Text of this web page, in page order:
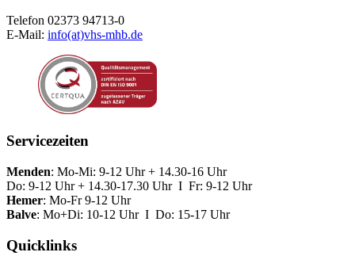
Telefon 02373 94713-0
E-Mail: info(at)vhs-mhb.de
Servicezeiten
Menden: Mo-Mi: 9-12 Uhr + 14.30-16 Uhr
Do: 9-12 Uhr + 14.30-17.30 Uhr I Fr: 9-12 Uhr
Hemer: Mo-Fr 9-12 Uhr
Balve: Mo+Di: 10-12 Uhr I Do: 15-17 Uhr
Quicklinks